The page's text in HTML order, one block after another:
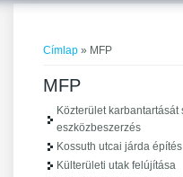
Címlap » MFP
MFP
Közterület karbantartását
eszközbeszerzés
Kossuth utcai járda építés
Külterületi utak felújítása